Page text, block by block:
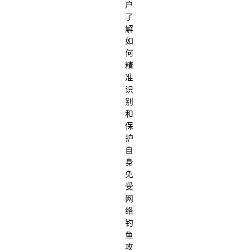
户
了
解
如
何
精
准
识
别
和
保
护
自
身
免
受
网
络
钓
鱼
攻